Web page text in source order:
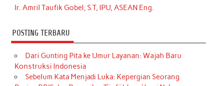
Ir. Amril Taufik Gobel, S.T, IPU, ASEAN Eng.
POSTING TERBARU
Dari Gunting Pita ke Umur Layanan: Wajah Baru
Konstruksi Indonesia
Sebelum Kata Menjadi Luka: Kepergian Seorang